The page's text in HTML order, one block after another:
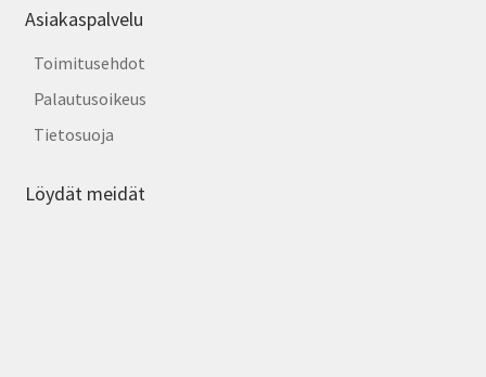
Asiakaspalvelu
Toimitusehdot
Palautusoikeus
Tietosuoja
Löydät meidät